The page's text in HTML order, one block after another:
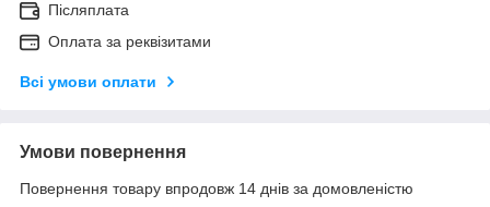
Післяплата
Оплата за реквізитами
Всі умови оплати
Умови повернення
Повернення товару впродовж 14 днів за домовленістю